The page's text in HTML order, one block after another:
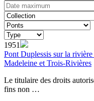
1951
Pont Duplessis sur la
Madeleine et Trois-Rivières
Le titulaire des droits
fins non …